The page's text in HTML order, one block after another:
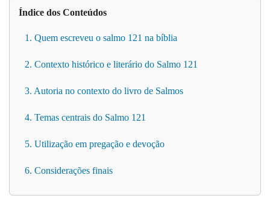
Índice dos Conteúdos
1. Quem escreveu o salmo 121 na bíblia
2. Contexto histórico e literário do Salmo 121
3. Autoria no contexto do livro de Salmos
4. Temas centrais do Salmo 121
5. Utilização em pregação e devoção
6. Considerações finais